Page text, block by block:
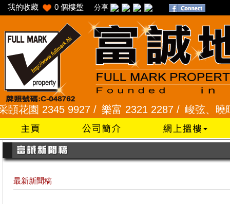
我的收藏 0 個樓盤 分享
2345 9927 /樂富 2321 2287 /峻弦、曉暉花
最新新聞稿